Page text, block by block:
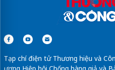
Tạp chí điện tử Thương hiệu và